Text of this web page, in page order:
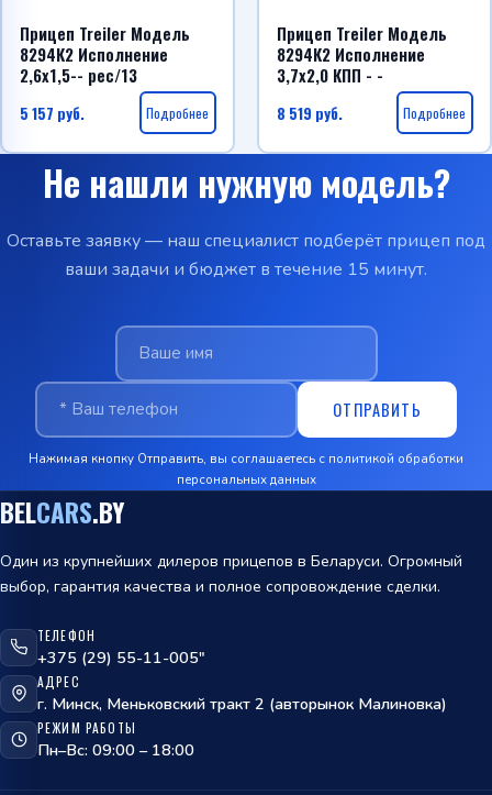
Прицеп Treiler Модель
8294К2 Исполнение
2,6х1,5-- рес/13
5 157 руб. Подробнее
Прицеп Treiler Модель
8294К2 Исполнение
3,7х2,0 КПП - -
8 519 руб. Подробнее
обработки персональных данных
Не нашли нужную модель?
Оставьте заявку — наш специалист подберёт прицеп под
ваши задачи и бюджет в течение 15 минут.
ОТПРАВИТЬ
Нажимая кнопку Отправить, вы соглашаетесь с политикой обработки
персональных данных
BELCARS.BY
Один из крупнейших дилеров прицепов в Беларуси. Огромный
выбор, гарантия качества и полное сопровождение сделки.
ТЕЛЕФОН
+375 (29) 55-11-005"
АДРЕС
г. Минск, Меньковский тракт 2 (авторынок Малиновка)
РЕЖИМ РАБОТЫ
Пн–Вс: 09:00 – 18:00